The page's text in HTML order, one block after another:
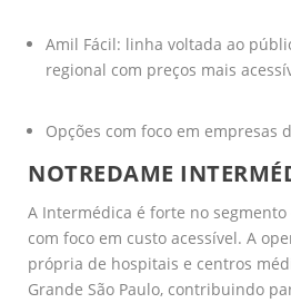
Amil Fácil: linha voltada ao
regional com preços mais
Opções com foco em empresas
NOTREDAME
A Intermédica é forte no
com foco em custo acessível. A
própria de hospitais e centros
Grande São Paulo, contribuindo